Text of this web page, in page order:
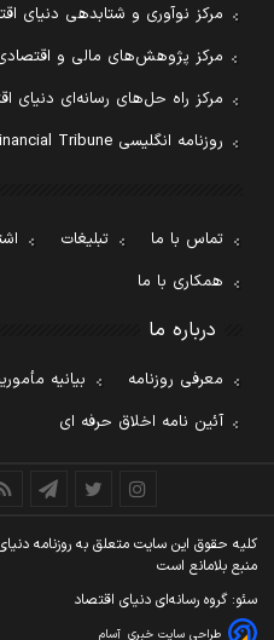
مرکز نوآوری و شتابدهی دنیای
مرکز پژوهش‌های مالی و
مرکز راه حل‌های رسانه‌ای دنیای
روزنامه انگلیسی Financial Tribune
تماس با ما تبلیغات
همکاری با ما
درباره ما
معرفی روزنامه
بیانیه
آئین نامه اخلاق حرفه ای
کليه حقوق اين سايت متعلق به روزنامه
منبع بلامانع است
سئو: گروه رسانه‌ای دنیای اقتصاد
طراحی سایت خبری آسام